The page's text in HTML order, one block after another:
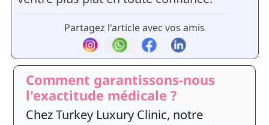
Partagez l'article avec vos amis
Comment garantissons-nous
l'exactitude médicale ?
Chez Turkey Luxury Clinic, notre